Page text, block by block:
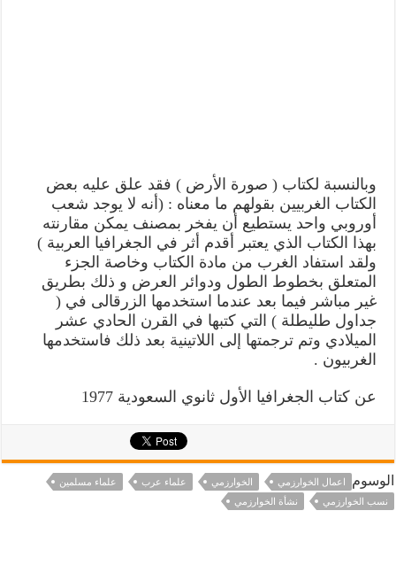
وبالنسبة لكتاب ( صورة الأرض ) فقد علق عليه بعض
الكتاب الغربيين بقولهم ما معناه : (أنه لا يوجد شعب
أوروبي واحد يستطيع أن يفخر بمصنف يمكن مقارنته
بهذا الكتاب الذي يعتبر أقدم أثر في الجغرافيا العربية )
ولقد استفاد الغرب من مادة الكتاب وخاصة الجزء
المتعلق بخطوط الطول ودوائر العرض و ذلك بطريق
غير مباشر فيما بعد عندما استخدمها الزرقالى في (
جداول طليطلة ) التي كتبها في القرن الحادي عشر
الميلادي وتم ترجمتها إلى اللاتينية بعد ذلك فاستخدمها
الغربيون .
عن كتاب الجغرافيا الأول ثانوي السعودية 1977
الوسوم اعمال الخوارزمي الخوارزمي علماء عرب
علماء مسلمين
نسب الخوارزمي
نشأة الخوارزمي